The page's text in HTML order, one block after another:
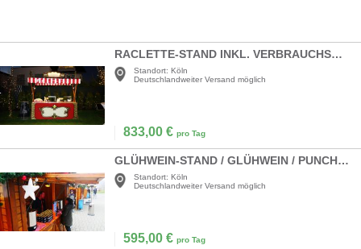
RACLETTE-STAND INKL. VERBRAUCHSMATERIAL
Standort: Köln
Deutschlandweiter Versand möglich
833,00 € pro Tag
GLÜHWEIN-STAND / GLÜHWEIN / PUNCH / MARKTSTAND
Standort: Köln
Deutschlandweiter Versand möglich
595,00 € pro Tag